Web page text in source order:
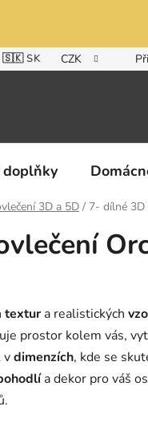
🇸🇰 SK CZK
doplňky
3D a 5D / 7- dílné 3D
textur a realistických
prostor kolem vás,
vdimenzích, kde se
a dekor pro váš